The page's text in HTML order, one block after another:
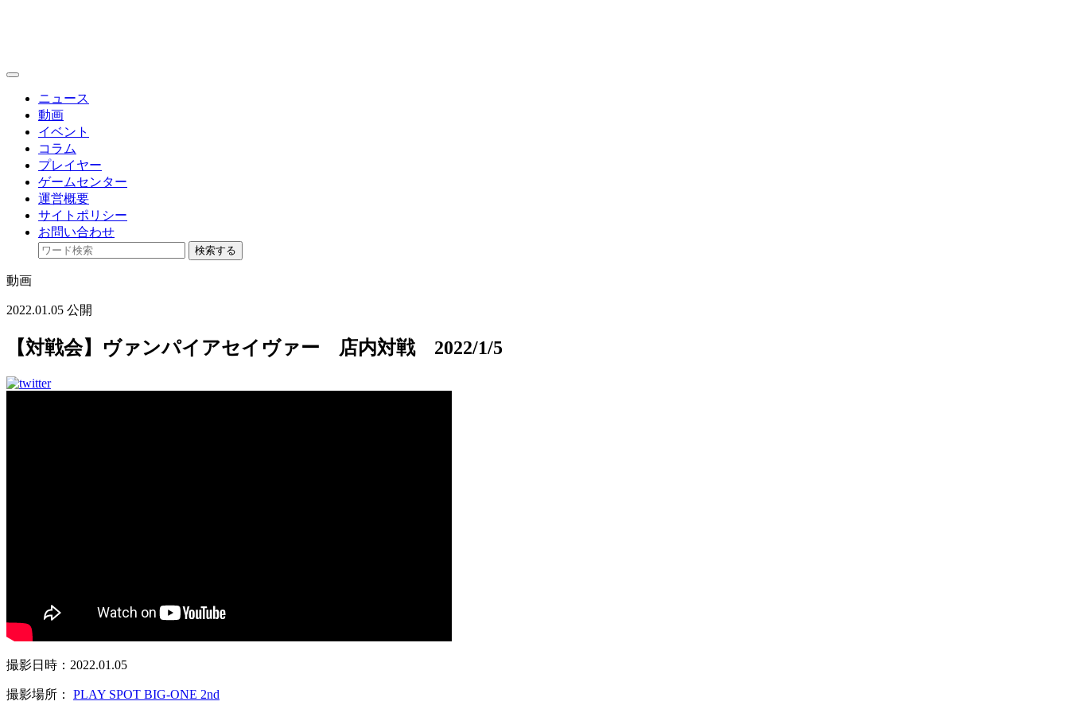
toggle
ニュース
動画
イベント
コラム
プレイヤー
ゲームセンター
運営概要
サイトポリシー
お問い合わせ
検索する
動画
2022.01.05 公開
【対戦会】ヴァンパイアセイヴァー 店内対戦 2022/1/5
撮影日時：2022.01.05
撮影場所： PLAY SPOT BIG-ONE 2nd